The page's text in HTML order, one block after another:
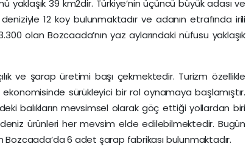
yaklaşık 39 km2dir. Türkiye’nin üçüncü büyük adası ve
12 koy bulunmaktadır ve adanın etrafında irili
olan Bozcaada’nın yaz aylarındaki nüfusu yaklaşık
ve şarap üretimi başı çekmektedir. Turizm özellikle
ekonomisinde sürükleyici bir rol oynamaya başlamıştır.
balıkların mevsimsel olarak göç ettiği yollardan biri
deniz ürünleri her mevsim elde edilebilmektedir. Bugün
6 adet şarap fabrikası bulunmaktadır.